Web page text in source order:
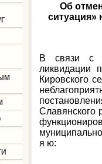
Об
ситуация»
В связи с
ликвидации
Кировского
Славянского
я ю: